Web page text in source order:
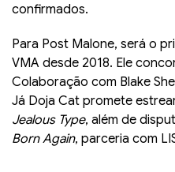
confirmados.
Para Post Malone, será o
VMA desde 2018. Ele
Colaboração com Blake
Já Doja Cat promete
Jealous Type, além de
Born Again, parceria com